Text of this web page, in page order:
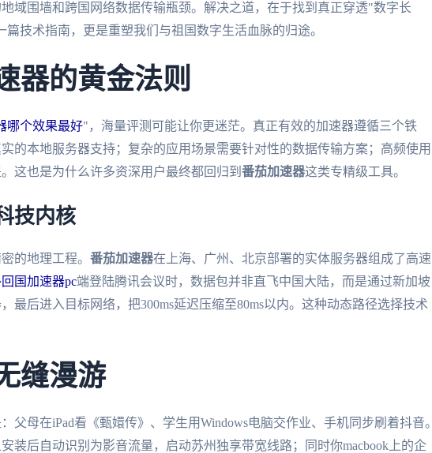
域围墙和跨国网络数据传输瓶颈。解决之道，在于找到真正穿透"数字长
技术指南，更是重塑我们与祖国数字生活血脉的归途。
器的黄金法则
哪个效果最好"，海量评测可能让你更迷茫。真正有效的加速器遵循三个铁
的本地服务器支持；复杂的应用场景需要针对性的数据传输方案；高频使用
这也是为什么许多资深用户最终都回归到 番茄加速器这类专精级工具。
技内核
的地理工程。 番茄加速器在上海、广州、北京部署的实体服务器组成了高速
国加速器pc端登陆腾讯会议时，数据包并非直飞中国大陆，而是通过新加坡
最后进入目标网络，把300ms延迟压缩至80ms以内。这种动态路径选择技术
缝漫游
父母在iPad看《甄嬛传》、学生用Windows电脑交作业、手机同步刷着抖音。
装后自动识别为影音流量，启动苏州独享带宽线路；同时你macbook上的企